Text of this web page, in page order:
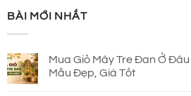
BÀI MỚI NHẤT
Mua Giỏ Mây Tre Đan Ở Đâu
Mẫu Đẹp, Giá Tốt